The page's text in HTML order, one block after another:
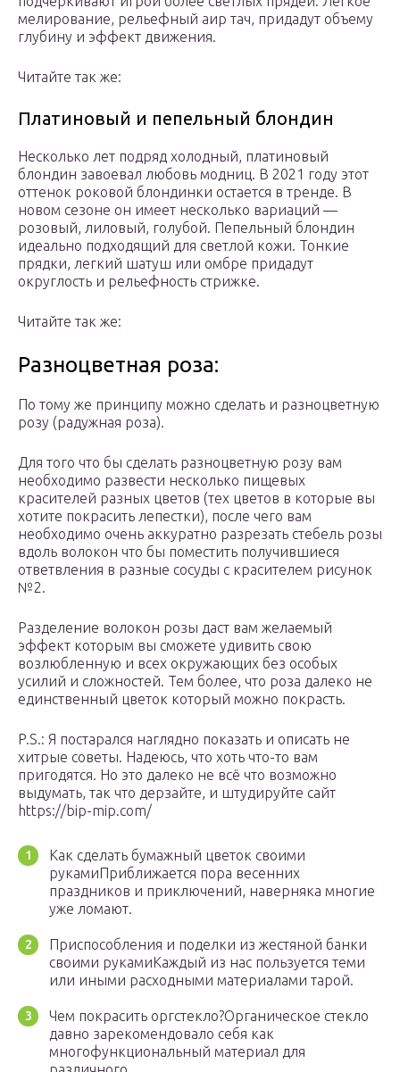
мелирование, рельефный аир тач, придадут объему
глубину и эффект движения.
Читайте так же:
Платиновый и пепельный блондин
Несколько лет подряд холодный, платиновый
блондин завоевал любовь модниц. В 2021 году этот
оттенок роковой блондинки остается в тренде. В
новом сезоне он имеет несколько вариаций —
розовый, лиловый, голубой. Пепельный блондин
идеально подходящий для светлой кожи. Тонкие
прядки, легкий шатуш или омбре придадут
округлость и рельефность стрижке.
Читайте так же:
Разноцветная роза:
По тому же принципу можно сделать и разноцветную
розу (радужная роза).
Для того что бы сделать разноцветную розу вам
необходимо развести несколько пищевых
красителей разных цветов (тех цветов в которые вы
хотите покрасить лепестки), после чего вам
необходимо очень аккуратно разрезать стебель розы
вдоль волокон что бы поместить получившиеся
ответвления в разные сосуды с красителем рисунок
№2.
Разделение волокон розы даст вам желаемый
эффект которым вы сможете удивить свою
возлюбленную и всех окружающих без особых
усилий и сложностей. Тем более, что роза далеко не
единственный цветок который можно покрасть.
P.S.: Я постарался наглядно показать и описать не
хитрые советы. Надеюсь, что хоть что-то вам
пригодятся. Но это далеко не всё что возможно
выдумать, так что дерзайте, и штудируйте сайт
https://bip-mip.com/
Как сделать бумажный цветок своими
рукамиПриближается пора весенних
праздников и приключений, наверняка многие
уже ломают.
Приспособления и поделки из жестяной банки
своими рукамиКаждый из нас пользуется теми
или иными расходными материалами тарой.
Чем покрасить оргстекло?Органическое стекло
давно зарекомендовало себя как
многофункциональный материал для